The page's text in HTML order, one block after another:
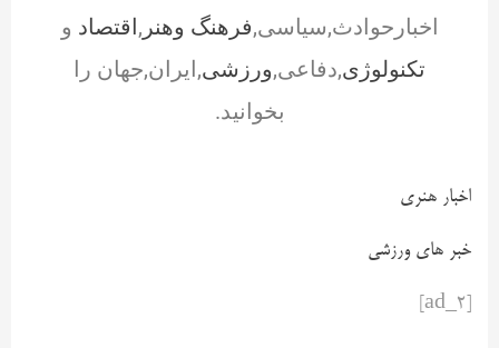
اخبارحوادث,سیاسی,فرهنگ وهنر ,اقتصاد و
تکنولوژی,دفاعی,ورزشی,ایران,جهان را
بخوانید.
اخبار هنری
خبر های ورزشی